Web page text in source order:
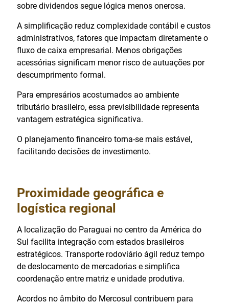
sobre dividendos segue lógica menos onerosa.
A simplificação reduz complexidade contábil e custos
administrativos, fatores que impactam diretamente o
fluxo de caixa empresarial. Menos obrigações
acessórias significam menor risco de autuações por
descumprimento formal.
Para empresários acostumados ao ambiente
tributário brasileiro, essa previsibilidade representa
vantagem estratégica significativa.
O planejamento financeiro torna-se mais estável,
facilitando decisões de investimento.
Proximidade geográfica e
logística regional
A localização do Paraguai no centro da América do
Sul facilita integração com estados brasileiros
estratégicos. Transporte rodoviário ágil reduz tempo
de deslocamento de mercadorias e simplifica
coordenação entre matriz e unidade produtiva.
Acordos no âmbito do Mercosul contribuem para